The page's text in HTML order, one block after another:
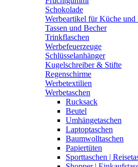
Schokolade
Werbeartikel für Küche und
Tassen und Becher
Trinkflaschen
Werbefeuerzeuge
Schlüsselanhänger
Kugelschreiber & Stifte
Regenschirme
Werbetextilien
Werbetaschen
Rucksack
Beutel
Umhängetaschen
Laptoptaschen
Baumwolltaschen
Papiertüten
Sporttaschen |